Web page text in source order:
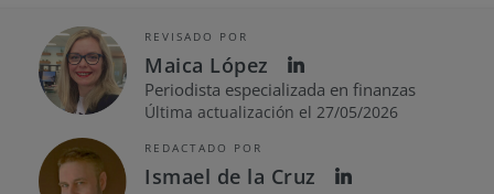
REVISADO POR
Maica López
Periodista especializada en finanzas
Última actualización el 27/05/2026
REDACTADO POR
Ismael de la Cruz